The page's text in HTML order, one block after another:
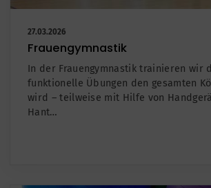
27.03.2026
Frauengymnastik
In der Frauengymnastik trainieren wir
funktionelle Übungen den gesamten
wird – teilweise mit Hilfe von
Hant…